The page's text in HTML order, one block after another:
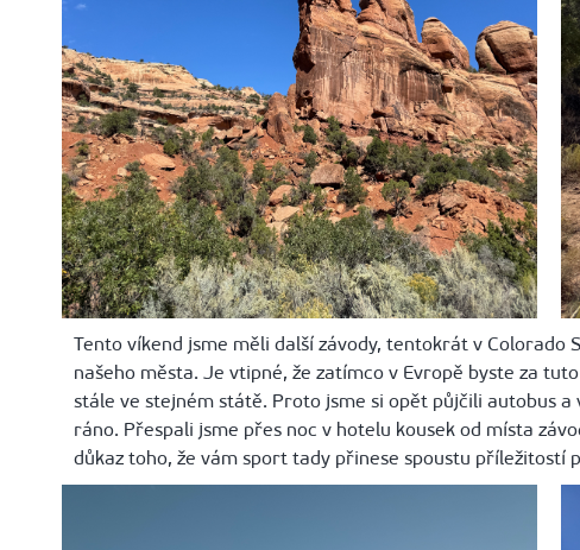
Tento víkend jsme měli další závody, tentokrát v Colorado
našeho města. Je vtipné, že zatímco v Evropě byste za
stále ve stejném státě. Proto jsme si opět půjčili autobus
ráno. Přespali jsme přes noc v hotelu kousek od místa
důkaz toho, že vám sport tady přinese spoustu příležitostí